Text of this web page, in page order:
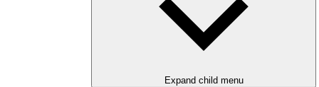
Expand child menu